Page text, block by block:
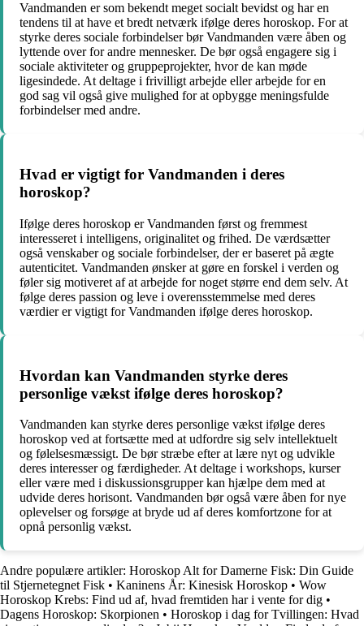
Vandmanden er som bekendt meget socialt bevidst og har en
tendens til at have et bredt netværk ifølge deres horoskop. For at
styrke deres sociale forbindelser bør Vandmanden være åben og
lyttende over for andre mennesker. De bør også engagere sig i
sociale aktiviteter og gruppeprojekter, hvor de kan møde
ligesindede. At deltage i frivilligt arbejde eller arbejde for en
god sag vil også give mulighed for at opbygge meningsfulde
forbindelser med andre.
Hvad er vigtigt for Vandmanden i deres
horoskop?
Ifølge deres horoskop er Vandmanden først og fremmest
interesseret i intelligens, originalitet og frihed. De værdsætter
også venskaber og sociale forbindelser, der er baseret på ægte
autenticitet. Vandmanden ønsker at gøre en forskel i verden og
føler sig motiveret af at arbejde for noget større end dem selv. At
følge deres passion og leve i overensstemmelse med deres
værdier er vigtigt for Vandmanden ifølge deres horoskop.
Hvordan kan Vandmanden styrke deres
personlige vækst ifølge deres horoskop?
Vandmanden kan styrke deres personlige vækst ifølge deres
horoskop ved at fortsætte med at udfordre sig selv intellektuelt
og følelsesmæssigt. De bør stræbe efter at lære nyt og udvikle
deres interesser og færdigheder. At deltage i workshops, kurser
eller være med i diskussionsgrupper kan hjælpe dem med at
udvide deres horisont. Vandmanden bør også være åben for nye
oplevelser og forsøge at bryde ud af deres komfortzone for at
opnå personlig vækst.
Andre populære artikler: Horoskop Alt for Damerne Fisk: Din Guide
til Stjernetegnet Fisk • Kaninens År: Kinesisk Horoskop • Wow
Horoskop Krebs: Find ud af, hvad fremtiden har i vente for dig •
Dagens Horoskop: Skorpionen • Horoskop i dag for Tvillingen: Hvad